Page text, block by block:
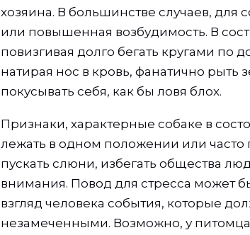
хозяина. В большинстве случаев, для
или повышенная возбудимость. В
повизгивая долго бегать кругами по
натирая нос в кровь, фанатично рыть
покусывать себя, как бы ловя блох.
Признаки, характерные собаке в
лежать в одном положении или часто
пускать слюни, избегать общества
внимания. Повод для стресса может
взгляд человека события, которые
незамеченными. Возможно, у